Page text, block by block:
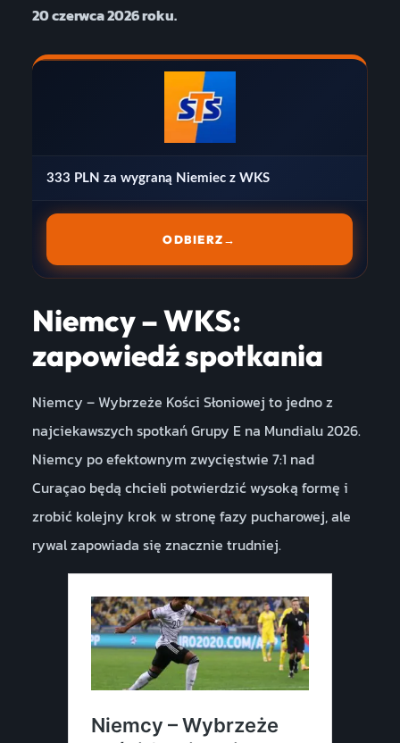
20 czerwca 2026 roku.
333 PLN za wygraną Niemiec z WKS
ODBIERZ→
Niemcy – WKS:
zapowiedź spotkania
Niemcy – Wybrzeże Kości Słoniowej to jedno z
najciekawszych spotkań Grupy E na Mundialu 2026.
Niemcy po efektownym zwycięstwie 7:1 nad
Curaçao będą chcieli potwierdzić wysoką formę i
zrobić kolejny krok w stronę fazy pucharowej, ale
rywal zapowiada się znacznie trudniej.